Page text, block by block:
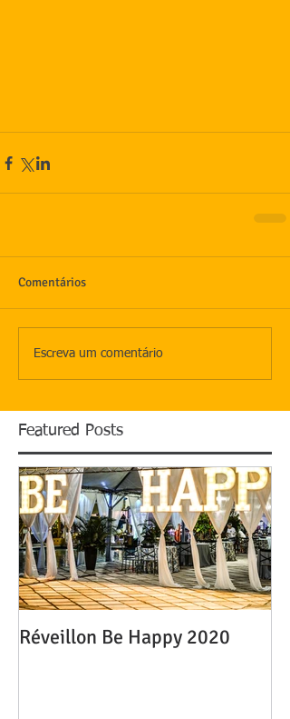
Comentários
Escreva um comentário
Featured Posts
Réveillon Be Happy 2020